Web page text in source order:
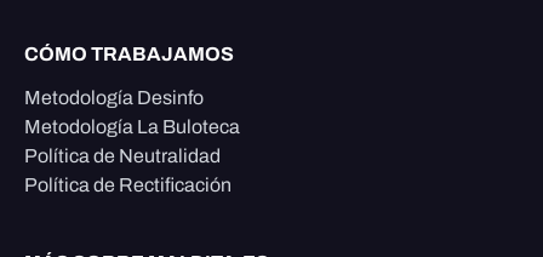
CÓMO TRABAJAMOS
Metodología Desinfo
Metodología La Buloteca
Política de Neutralidad
Política de Rectificación